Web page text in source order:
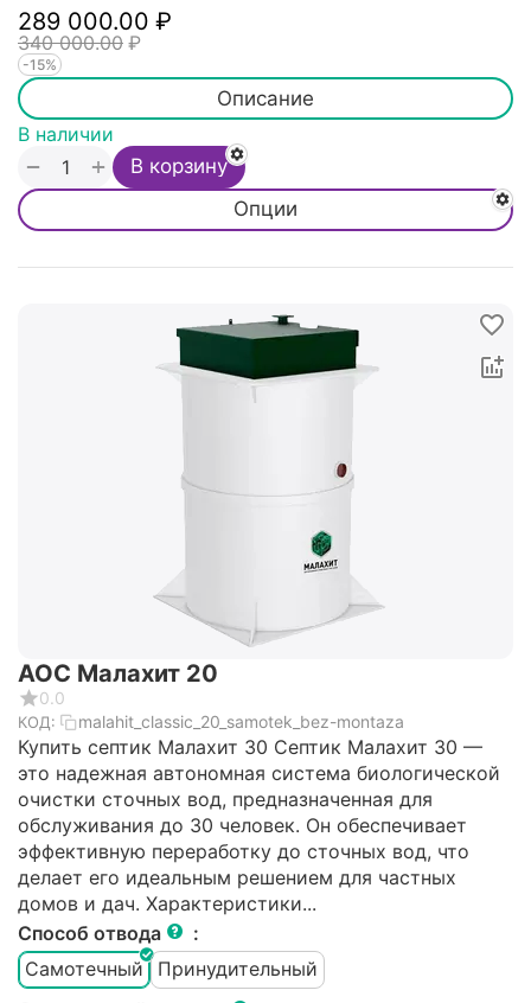
289 000.00 ₽
340 000.00 ₽
-15%
Описание
Опции
В наличии
+
− В корзину
АОС Малахит 20
0.0
КОД: malahit_classic_20_samotek_bez-montaza
Купить септик Малахит 30 Септик Малахит 30 —
это надежная автономная система биологической
очистки сточных вод, предназначенная для
обслуживания до 30 человек. Он обеспечивает
эффективную переработку до сточных вод, что
делает его идеальным решением для частных
домов и дач. Характеристики...
Способ отвода
:
Самотечный
Принудительный